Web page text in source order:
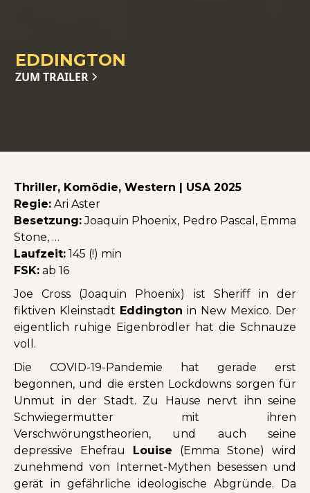
EDDINGTON
ZUM TRAILER
Thriller, Komödie, Western | USA 2025
Regie: Ari Aster
Besetzung:Joaquin Phoenix, Pedro Pascal, Emma
Stone, …
Laufzeit: 145 (!) min
FSK: ab 16
Joe Cross (Joaquin Phoenix) ist Sheriff in der
fiktiven Kleinstadt Eddington in New Mexico. Der
eigentlich ruhige Eigenbrödler hat die Schnauze
voll.
Die COVID-19-Pandemie hat gerade erst
begonnen, und die ersten Lockdowns sorgen für
Unmut in der Stadt. Zu Hause nervt ihn seine
Schwiegermutter mit ihren
Verschwörungstheorien, und auch seine
depressive Ehefrau
Louise (Emma Stone) wird
zunehmend von Internet-Mythen besessen und
gerät in gefährliche ideologische Abgründe. Da